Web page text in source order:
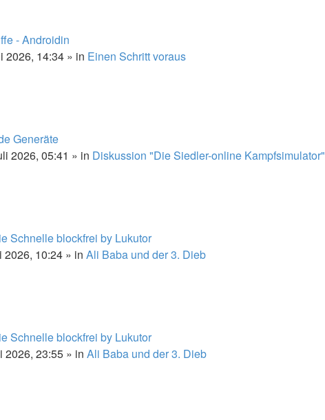
- Androidin
2026, 14:34 » in Einen Schritt voraus
Generäte
2026, 05:41 » in Diskussion "Die Siedler-online Kampfsimulator"
Schnelle blockfrei by Lukutor
2026, 10:24 » in Ali Baba und der 3. Dieb
Schnelle blockfrei by Lukutor
2026, 23:55 » in Ali Baba und der 3. Dieb